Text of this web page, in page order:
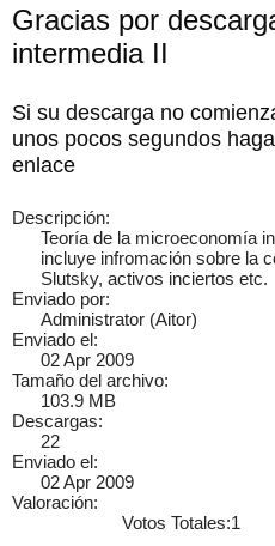
×
Gracias por
intermedia II
Si su descarga no
unos pocos segundos
enlace
Descripción:
Teoría de la microeconomía
incluye infromación sobre la
Slutsky, activos inciertos etc.
Enviado por:
Administrator (Aitor)
Enviado el:
02 Apr 2009
Tamaño del archivo:
103.9 MB
Descargas:
22
Enviado el:
02 Apr 2009
Valoración:
Votos Totales:1